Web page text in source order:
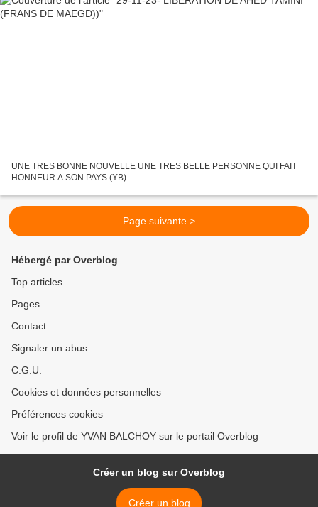
UNE TRES BONNE NOUVELLE UNE TRES BELLE PERSONNE QUI FAIT
HONNEUR A SON PAYS (YB)
Page suivante >
Hébergé par Overblog
Top articles
Pages
Contact
Signaler un abus
C.G.U.
Cookies et données personnelles
Préférences cookies
Voir le profil de YVAN BALCHOY sur le portail Overblog
Créer un blog sur Overblog
Créer un blog